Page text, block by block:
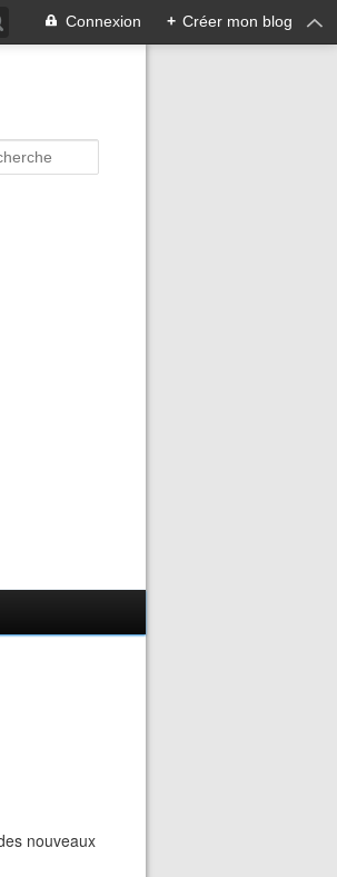
Connexion + Créer mon blog
nouveaux